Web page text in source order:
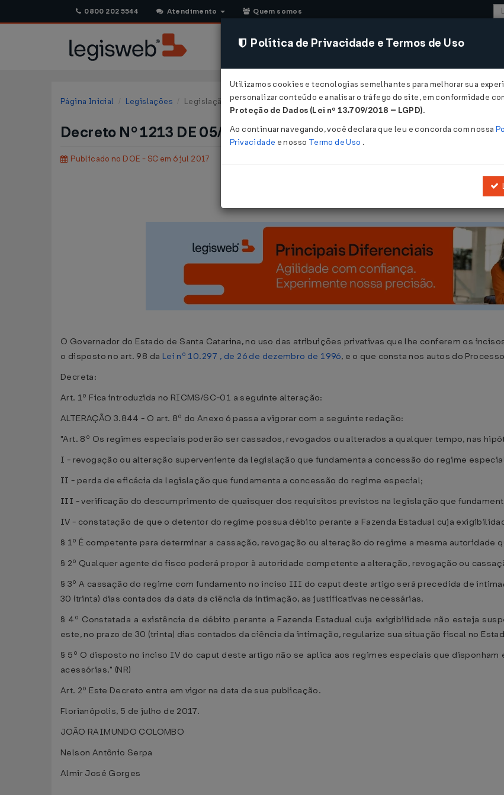
0800 202 5544 Atendimento Quem somos
CONSULTORIA SISTEMAS COMÉRCIO
Página Inicial Legislações Legislação Estadual - Santa Catarina
Decreto Nº 1213 DE 05/07/2017
Publicado no DOE - SC em 6 jul 2017
Introduz a Alteração 3.844 no RICMS/SC-01.
O Governador do Estado de Santa Catarina, no uso das atribuições privativas que lhe conferem os
o disposto no art. 98 da Lei nº 10.297 , de 26 de dezembro de 1996, e o que consta nos autos do
Decreta:
Art. 1º Fica introduzida no RICMS/SC-01 a seguinte alteração:
ALTERAÇÃO 3.844 - O art. 8º do Anexo 6 passa a vigorar com a seguinte redação:
"Art. 8º Os regimes especiais poderão ser cassados, revogados ou alterados a qualquer tempo, nas
I - revogação ou alteração superveniente da legislação que fundamenta a concessão do regime
II - perda de eficácia da legislação que fundamenta a concessão do regime especial;
III - verificação do descumprimento de quaisquer dos requisitos previstos na legislação que
IV - constatação de que o detentor do regime possua débito perante a Fazenda Estadual cuja
§ 1º É competente para determinar a cassação, revogação ou alteração do regime a mesma autoridade
§ 2º Qualquer agente do fisco poderá propor à autoridade competente a alteração, revogação ou
§ 3º A cassação do regime com fundamento no inciso III do caput deste artigo será precedida de
30 (trinta) dias contados da data da ciência da intimação, as justificativas necessárias.
§ 4º Constatada a existência de débito perante a Fazenda Estadual cuja exigibilidade não esteja
este, no prazo de 30 (trinta) dias contados da ciência da intimação, regularize sua situação fiscal no
§ 5º O disposto no inciso IV do caput deste artigo não se aplica aos regimes especiais que
acessórias." (NR)
Art. 2º Este Decreto entra em vigor na data de sua publicação.
Florianópolis, 5 de julho de 2017.
JOÃO RAIMUNDO COLOMBO
Nelson Antônio Serpa
Almir José Gorges
Política de Privacidade e Termos de Uso
Utilizamos cookies e tecnologias semelhantes para melhorar sua
personalizar conteúdo e analisar o tráfego do site, em conformidade
Proteção de Dados (Lei nº 13.709/2018 – LGPD).
Ao continuar navegando, você declara que leu e concorda com nossa
Privacidade e nosso Termo de Uso .